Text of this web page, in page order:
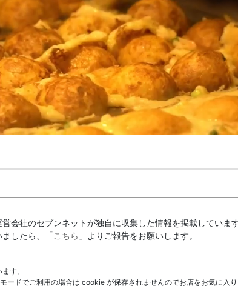
会社のセブンネットが独自に収集した情報を掲載していま
したら、「こちら 」よりご報告をお願いします。
す。
ードでご利用の場合は cookie が保存されませんのでお店をお気に入り